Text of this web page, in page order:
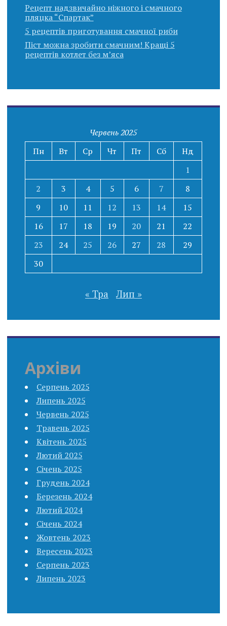
Рецепт надзвичайно ніжного і смачного
пляцка “Спартак”
5 рецептів приготування смачної риби
Піст можна зробити смачним! Кращі 5
рецептів котлет без м’яса
Червень 2025
Пн
Вт Ср Чт Пт Сб
Нд
1
2
3 4 5 6 7
8
9
10 11 12 13 14
15
16
17 18 19 20 21
22
23
24 25 26 27 28
29
30
« Тра Лип »
Архіви
Серпень 2025
Липень 2025
Червень 2025
Травень 2025
Квітень 2025
Лютий 2025
Січень 2025
Грудень 2024
Березень 2024
Лютий 2024
Січень 2024
Жовтень 2023
Вересень 2023
Серпень 2023
Липень 2023